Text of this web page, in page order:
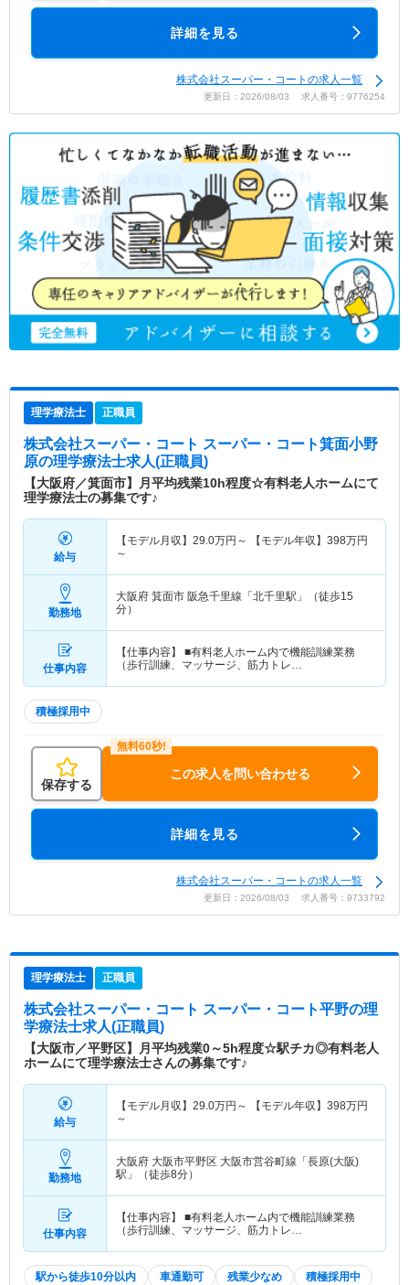
詳細を見る
株式会社スーパー・コートの求人一覧
更新日：2026/08/03 求人番号：9776254
理学療法士 正職員
株式会社スーパー・コート スーパー・コート箕面小野
原の理学療法士求人(正職員)
【大阪府／箕面市】月平均残業10h程度☆有料老人ホームにて
理学療法士の募集です♪
給与
【モデル月収】 29.0万円～ 【モデル年収】 398万円
～
勤務地
大阪府 箕面市 阪急千里線「北千里駅」（徒歩15
分）
仕事内容
【仕事内容】 ■有料老人ホーム内で機能訓練業務
（歩行訓練、マッサージ、筋力トレ…
積極採用中
保存する
この求人を問い合わせる
詳細を見る
株式会社スーパー・コートの求人一覧
更新日：2026/08/03 求人番号：9733792
理学療法士 正職員
株式会社スーパー・コート スーパー・コート平野の理
学療法士求人(正職員)
【大阪市／平野区】月平均残業0～5h程度☆駅チカ◎有料老人
ホームにて理学療法士さんの募集です♪
給与
【モデル月収】 29.0万円～ 【モデル年収】 398万円
～
勤務地
大阪府 大阪市平野区 大阪市営谷町線「長原(大阪)
駅」（徒歩8分）
仕事内容
【仕事内容】 ■有料老人ホーム内で機能訓練業務
（歩行訓練、マッサージ、筋力トレ…
駅から徒歩10分以内 車通勤可 残業少なめ 積極採用中